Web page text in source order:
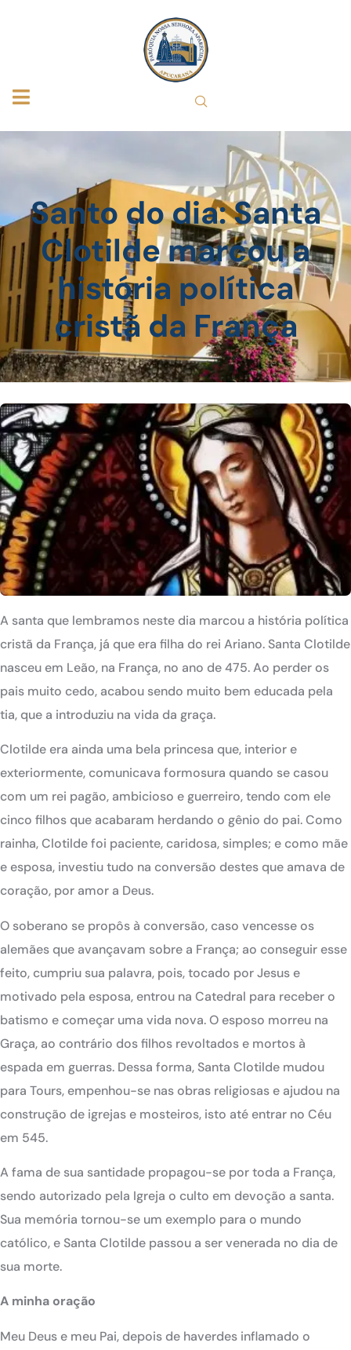
Santo do dia: Santa
Clotilde marcou a
história política
cristã da França
A santa que lembramos neste dia marcou a história política
cristã da França, já que era filha do rei Ariano. Santa Clotilde
nasceu em Leão, na França, no ano de 475. Ao perder os
pais muito cedo, acabou sendo muito bem educada pela
tia, que a introduziu na vida da graça.
Clotilde era ainda uma bela princesa que, interior e
exteriormente, comunicava formosura quando se casou
com um rei pagão, ambicioso e guerreiro, tendo com ele
cinco filhos que acabaram herdando o gênio do pai. Como
rainha, Clotilde foi paciente, caridosa, simples; e como mãe
e esposa, investiu tudo na conversão destes que amava de
coração, por amor a Deus.
O soberano se propôs à conversão, caso vencesse os
alemães que avançavam sobre a França; ao conseguir esse
feito, cumpriu sua palavra, pois, tocado por Jesus e
motivado pela esposa, entrou na Catedral para receber o
batismo e começar uma vida nova. O esposo morreu na
Graça, ao contrário dos filhos revoltados e mortos à
espada em guerras. Dessa forma, Santa Clotilde mudou
para Tours, empenhou-se nas obras religiosas e ajudou na
construção de igrejas e mosteiros, isto até entrar no Céu
em 545.
A fama de sua santidade propagou-se por toda a França,
sendo autorizado pela Igreja o culto em devoção a santa.
Sua memória tornou-se um exemplo para o mundo
católico, e Santa Clotilde passou a ser venerada no dia de
sua morte.
A minha oração
Meu Deus e meu Pai, depois de haverdes inflamado o